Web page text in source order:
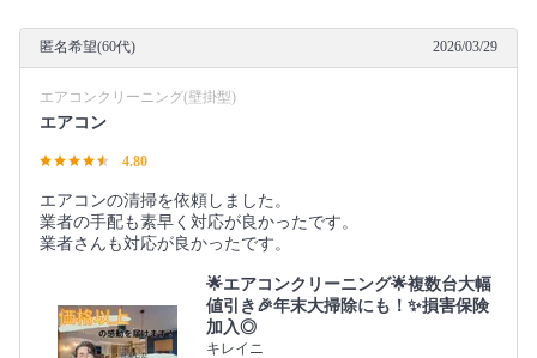
匿名希望(60代) 2026/03/29
エアコンクリーニング(壁掛型)
エアコン
4.80
エアコンの清掃を依頼しました。
業者の手配も素早く対応が良かったです。
業者さんも対応が良かったです。
🌟エアコンクリーニング🌟複数台大幅
値引き🎉年末大掃除にも！✨損害保険
加入◎
キレイニ